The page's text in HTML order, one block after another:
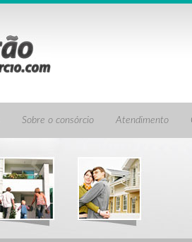
Sobre o consórcio Atendimento